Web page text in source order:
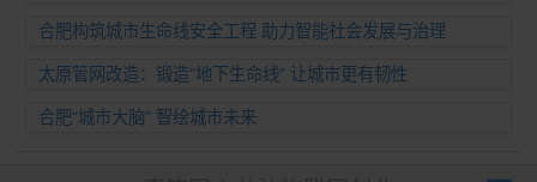
合肥构筑城市生命线安全工程 助力智能社会发展与治理
太原管网改造：锻造“地下生命线” 让城市更有韧性
合肥“城市大脑” 智绘城市未来